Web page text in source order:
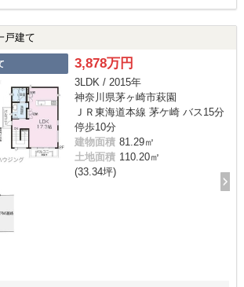
戸建て
3,878万円
3LDK / 2015年
神奈川県茅ヶ崎市萩園
ＪＲ東海道本線 茅ケ崎 バス15分
停歩10分
建物面積 81.29㎡
土地面積 110.20㎡
(33.34坪)